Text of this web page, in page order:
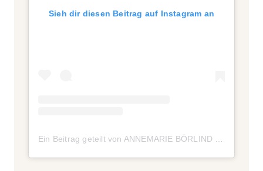
Sieh dir diesen Beitrag auf Instagram an
Ein Beitrag geteilt von ANNEMARIE BÖRLIND (@annemarieboerlind)